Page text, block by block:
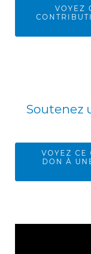
VOYEZ
Soutenez
VOYEZ CE
DON À